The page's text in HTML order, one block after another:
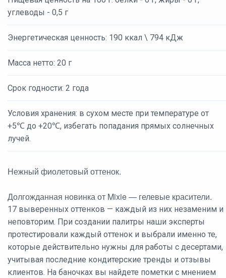
углеводы - 0,5 г
Энергетическая ценность: 190 ккал \ 794 кДж
Масса нетто: 20 г
Срок годности: 2 года
Условия хранения: в сухом месте при температуре от
+5℃ до +20℃, избегать попадания прямых солнечных
лучей.
Нежный фиолетовый оттенок.
Долгожданная новинка от Mixie — гелевые красители.
17 выверенных оттенков — каждый из них незаменим и
неповторим. При создании палитры наши эксперты
протестировали каждый оттенок и выбрали именно те,
которые действительно нужны для работы с десертами,
учитывая последние кондитерские тренды и отзывы
клиентов. На баночках вы найдете пометки с мнением